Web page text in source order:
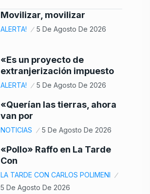
Movilizar, movilizar
ALERTA! 5 De Agosto De 2026
«Es un proyecto de
extranjerización impuesto
ALERTA! 5 De Agosto De 2026
«Querían las tierras, ahora
van por
NOTICIAS 5 De Agosto De 2026
«Pollo» Raffo en La Tarde
Con
LA TARDE CON CARLOS POLIMENI
5 De Agosto De 2026